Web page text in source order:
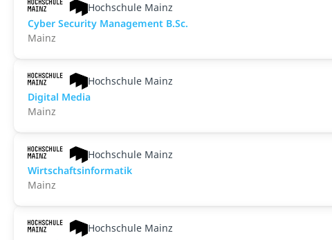
Hochschule Mainz
Cyber Security Management B.Sc.
Mainz
Hochschule Mainz
Digital Media
Mainz
Hochschule Mainz
Wirtschaftsinformatik
Mainz
Hochschule Mainz